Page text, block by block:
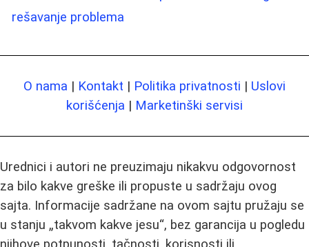
rešavanje problema
O nama | Kontakt | Politika privatnosti | Uslovi
korišćenja | Marketinški servisi
Urednici i autori ne preuzimaju nikakvu odgovornost
za bilo kakve greške ili propuste u sadržaju ovog
sajta. Informacije sadržane na ovom sajtu pružaju se
u stanju „takvom kakve jesu“, bez garancija u pogledu